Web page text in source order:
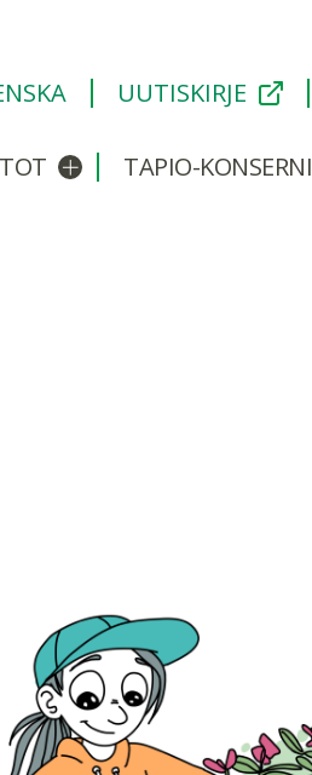
UUTISKIRJE
Avaa/sulje alavalikko
TAPIO-KONSERNI